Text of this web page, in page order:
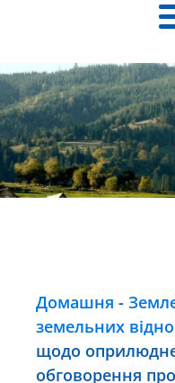
Домашня -
земельних
щодо
обговорення